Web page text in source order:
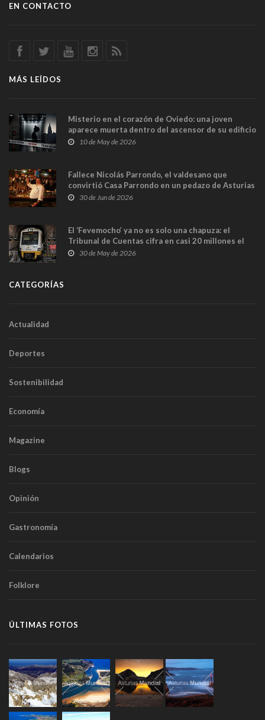
EN CONTACTO
MÁS LEÍDOS
Misterio en el corazón de Oviedo: una joven
aparece muerta dentro del ascensor de su edificio
y las cámaras captan sus últimos minutos
10 de May de 2026
Fallece Nicolás Parrondo, el valdesano que
convirtió Casa Parrondo en un pedazo de Asturias
en Madrid
30 de Jun de 2026
El ‘Fevemocho’ ya no es solo una chapuza: el
Tribunal de Cuentas cifra en casi 20 millones el
sobrecoste de los trenes que no cabían por los
30 de May de 2026
CATEGORÍAS
Actualidad
Deportes
Sostenibilidad
Economía
Magazine
Blogs
Opinión
Gastronomía
Calendarios
Folklore
ÚLTIMAS FOTOS